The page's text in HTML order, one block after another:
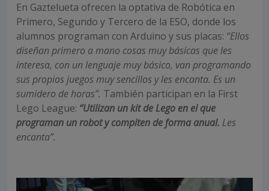
En Gaztelueta ofrecen la optativa de Robótica en
Primero, Segundo y Tercero de la ESO, donde los
alumnos programan con Arduino y sus placas: “Ellos
diseñan primero a mano cosas muy básicas que les
interesa, con un lenguaje muy básico, van programando
sus propios juegos muy sencillos y les encanta. Es un
sumidero de horas”. También participan en la First
Lego League: “Utilizan un kit de Lego en el que
programan un robot y compiten de forma anual. Les
encanta”.